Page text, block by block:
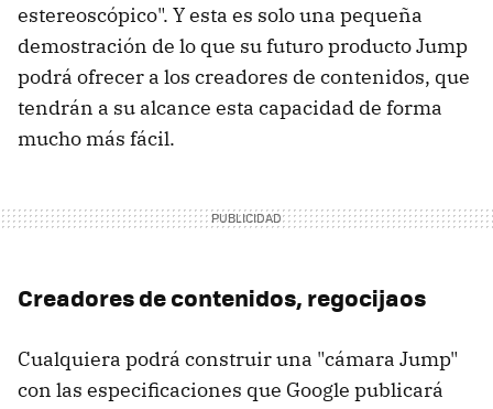
estereoscópico". Y esta es solo una pequeña
demostración de lo que su futuro producto Jump
podrá ofrecer a los creadores de contenidos, que
tendrán a su alcance esta capacidad de forma
mucho más fácil.
Creadores de contenidos, regocijaos
Cualquiera podrá construir una "cámara Jump"
con las especificaciones que Google publicará